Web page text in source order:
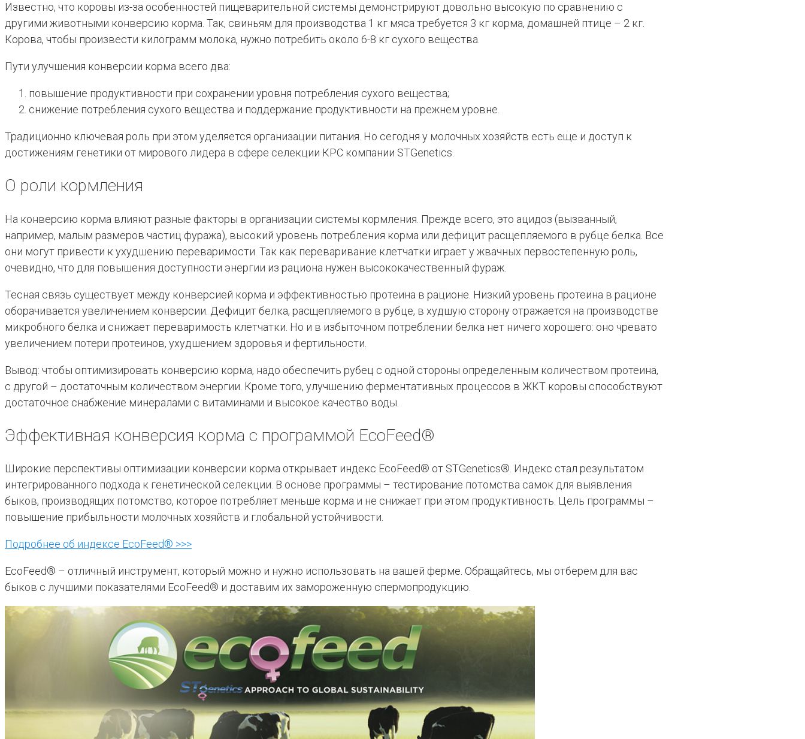
Известно, что коровы из-за особенностей пищеварительной системы демонстрируют довольно высокую по сравнению с
другими животными конверсию корма. Так, свиньям для производства 1 кг мяса требуется 3 кг корма, домашней птице – 2 кг.
Корова, чтобы произвести килограмм молока, нужно потребить около 6-8 кг сухого вещества.
Пути улучшения конверсии корма всего два:
повышение продуктивности при сохранении уровня потребления сухого вещества;
снижение потребления сухого вещества и поддержание продуктивности на прежнем уровне.
Традиционно ключевая роль при этом уделяется организации питания. Но сегодня у молочных хозяйств есть еще и доступ к
достижениям генетики от мирового лидера в сфере селекции КРС компании STGenetics.
О роли кормления
На конверсию корма влияют разные факторы в организации системы кормления. Прежде всего, это ацидоз (вызванный,
например, малым размеров частиц фуража), высокий уровень потребления корма или дефицит расщепляемого в рубце белка. Все
они могут привести к ухудшению переваримости. Так как переваривание клетчатки играет у жвачных первостепенную роль,
очевидно, что для повышения доступности энергии из рациона нужен высококачественный фураж.
Тесная связь существует между конверсией корма и эффективностью протеина в рационе. Низкий уровень протеина в рационе
оборачивается увеличением конверсии. Дефицит белка, расщепляемого в рубце, в худшую сторону отражается на производстве
микробного белка и снижает переваримость клетчатки. Но и в избыточном потреблении белка нет ничего хорошего: оно чревато
увеличением потери протеинов, ухудшением здоровья и фертильности.
Вывод: чтобы оптимизировать конверсию корма, надо обеспечить рубец с одной стороны определенным количеством протеина,
с другой – достаточным количеством энергии. Кроме того, улучшению ферментативных процессов в ЖКТ коровы способствуют
достаточное снабжение минералами с витаминами и высокое качество воды.
Эффективная конверсия корма с программой EcoFeed®
Широкие перспективы оптимизации конверсии корма открывает индекс EcoFeed® от STGenetics®. Индекс стал результатом
интегрированного подхода к генетической селекции. В основе программы – тестирование потомства самок для выявления
быков, производящих потомство, которое потребляет меньше корма и не снижает при этом продуктивность. Цель программы –
повышение прибыльности молочных хозяйств и глобальной устойчивости.
Подробнее об индексе EcoFeed® >>>
EcoFeed® – отличный инструмент, который можно и нужно использовать на вашей ферме. Обращайтесь, мы отберем для вас
быков с лучшими показателями EcoFeed® и доставим их замороженную спермопродукцию.